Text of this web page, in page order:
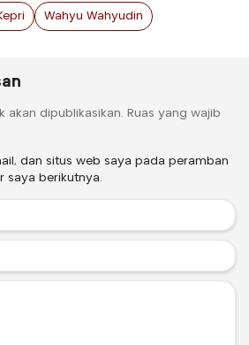
Wahyu Wahyudin
akan dipublikasikan. Ruas yang wajib
dan situs web saya pada peramban
saya berikutnya.